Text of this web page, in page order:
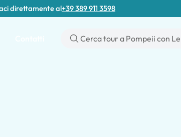
direttamente al+39 389 911 3598